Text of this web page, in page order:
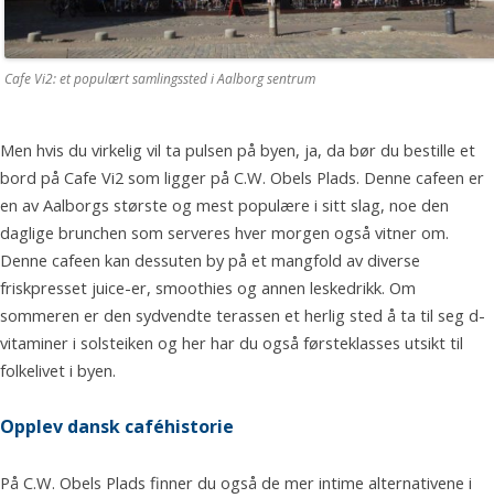
Cafe Vi2: et populært samlingssted i Aalborg sentrum
Men hvis du virkelig vil ta pulsen på byen, ja, da bør du bestille et
bord på Cafe Vi2 som ligger på C.W. Obels Plads. Denne cafeen er
en av Aalborgs største og mest populære i sitt slag, noe den
daglige brunchen som serveres hver morgen også vitner om.
Denne cafeen kan dessuten by på et mangfold av diverse
friskpresset juice-er, smoothies og annen leskedrikk. Om
sommeren er den sydvendte terassen et herlig sted å ta til seg d-
vitaminer i solsteiken og her har du også førsteklasses utsikt til
folkelivet i byen.
Opplev dansk caféhistorie
På C.W. Obels Plads finner du også de mer intime alternativene i